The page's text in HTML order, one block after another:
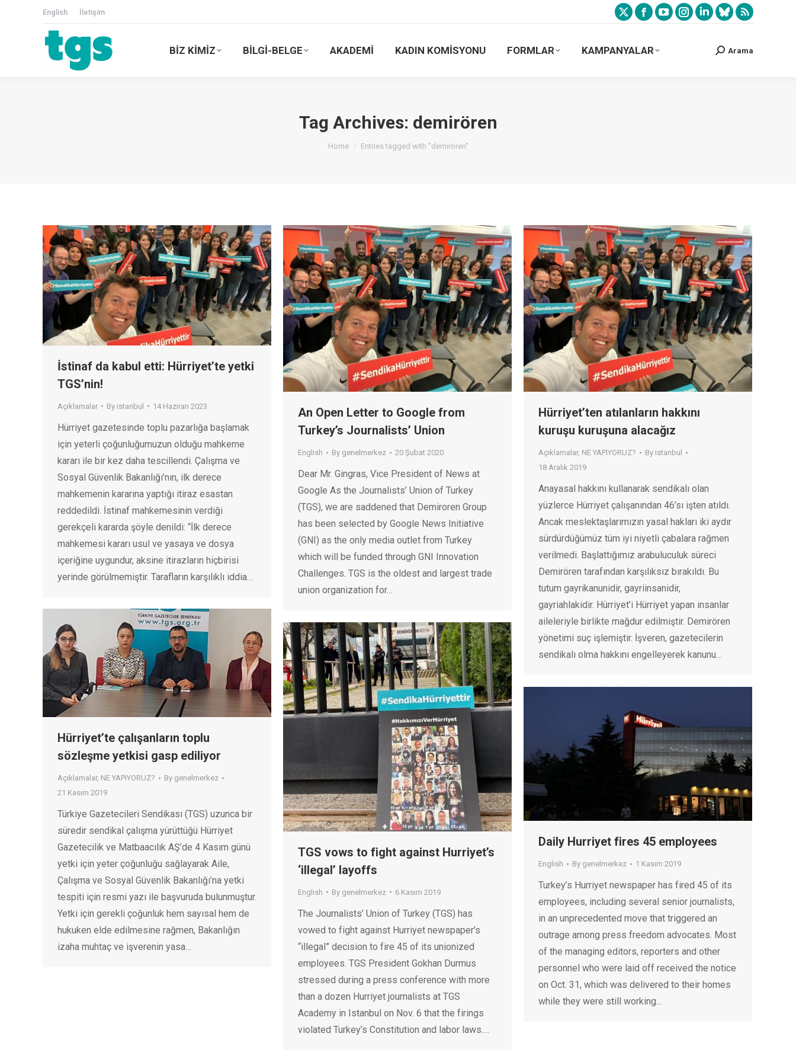
English İletişim
BİZ KİMİZ BİLGİ-BELGE AKADEMİ KADIN KOMİSYONU FORMLAR KAMPANYALAR Arama
Tag Archives: demirören
You are here:
Home Entries tagged with "demirören"
İstinaf da kabul etti: Hürriyet’te yetki
TGS’nin!
Açıklamalar By istanbul 14 Haziran 2023
Hürriyet gazetesinde toplu pazarlığa başlamak
için yeterli çoğunluğumuzun olduğu mahkeme
kararı ile bir kez daha tescillendi. Çalışma ve
Sosyal Güvenlik Bakanlığı’nın, ilk derece
mahkemenin kararına yaptığı itiraz esastan
reddedildi. İstinaf mahkemesinin verdiği
gerekçeli kararda şöyle denildi: “İlk derece
mahkemesi kararı usul ve yasaya ve dosya
içeriğine uygundur, aksine itirazların hiçbirisi
yerinde görülmemiştir. Tarafların karşılıklı iddia…
An Open Letter to Google from
Turkey’s Journalists’ Union
English By genelmerkez 20 Şubat 2020
Dear Mr. Gingras, Vice President of News at
Google As the Journalists’ Union of Turkey
(TGS), we are saddened that Demiroren Group
has been selected by Google News Initiative
(GNI) as the only media outlet from Turkey
which will be funded through GNI Innovation
Challenges. TGS is the oldest and largest trade
union organization for…
Hürriyet’ten atılanların hakkını
kuruşu kuruşuna alacağız
Açıklamalar, NE YAPIYORUZ? By istanbul
18 Aralık 2019
Anayasal hakkını kullanarak sendikalı olan
yüzlerce Hürriyet çalışanından 46’sı işten atıldı.
Ancak meslektaşlarımızın yasal hakları iki aydır
sürdürdüğümüz tüm iyi niyetli çabalara rağmen
verilmedi. Başlattığımız arabuluculuk süreci
Demirören tarafından karşılıksız bırakıldı. Bu
tutum gayrikanunidir, gayriinsanidir,
gayriahlakidir. Hürriyet’i Hürriyet yapan insanlar
aileleriyle birlikte mağdur edilmiştir. Demirören
yönetimi suç işlemiştir. İşveren, gazetecilerin
sendikalı olma hakkını engelleyerek kanunu…
Hürriyet’te çalışanların toplu
sözleşme yetkisi gasp ediliyor
Açıklamalar, NE YAPIYORUZ? By genelmerkez
21 Kasım 2019
Türkiye Gazetecileri Sendikası (TGS) uzunca bir
süredir sendikal çalışma yürüttüğü Hürriyet
Gazetecilik ve Matbaacılık AŞ’de 4 Kasım günü
yetki için yeter çoğunluğu sağlayarak Aile,
Çalışma ve Sosyal Güvenlik Bakanlığı’na yetki
tespiti için resmi yazı ile başvuruda bulunmuştur.
Yetki için gerekli çoğunluk hem sayısal hem de
hukuken elde edilmesine rağmen, Bakanlığın
izaha muhtaç ve işverenin yasa…
TGS vows to fight against Hurriyet’s
‘illegal’ layoffs
English By genelmerkez 6 Kasım 2019
The Journalists’ Union of Turkey (TGS) has
vowed to fight against Hurriyet newspaper’s
“illegal” decision to fire 45 of its unionized
employees. TGS President Gokhan Durmus
stressed during a press conference with more
than a dozen Hurriyet journalists at TGS
Academy in Istanbul on Nov. 6 that the firings
violated Turkey’s Constitution and labor laws.…
Daily Hurriyet fires 45 employees
English By genelmerkez 1 Kasım 2019
Turkey’s Hurriyet newspaper has fired 45 of its
employees, including several senior journalists,
in an unprecedented move that triggered an
outrage among press freedom advocates. Most
of the managing editors, reporters and other
personnel who were laid off received the notice
on Oct. 31, which was delivered to their homes
while they were still working…